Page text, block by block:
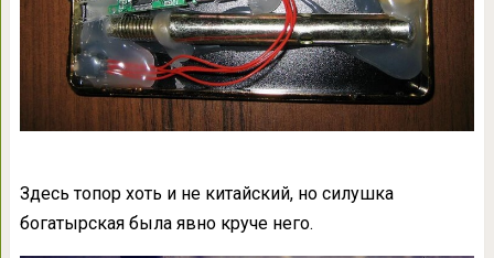
Здесь топор хоть и не китайский, но силушка
богатырская была явно круче него.